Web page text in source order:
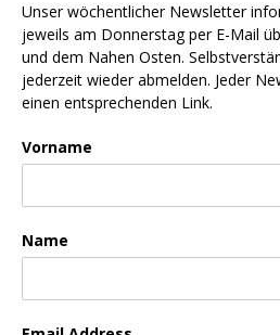
Unser wöchentlicher Newsletter
jeweils am Donnerstag per E-Mail
und dem Nahen Osten.
jederzeit wieder abmelden. Jeder
einen entsprechenden Link.
Vorname
Name